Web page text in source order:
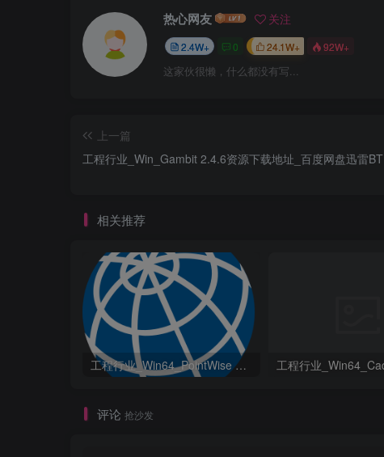
热心网友 关注
2.4W+ 0 24.1W+ 92W+
这家伙很懒，什么都没有写...
上一篇
工程行业_Win_Gambit 2.4.6资源下载地址_百度网盘迅雷BT
相关推荐
工程行业_Win64_PointWise 18.6 R2 x64资源下载地址_百度网盘迅雷BT
评论 抢沙发